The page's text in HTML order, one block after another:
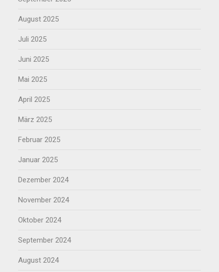
August 2025
Juli 2025
Juni 2025
Mai 2025
April 2025
März 2025
Februar 2025
Januar 2025
Dezember 2024
November 2024
Oktober 2024
September 2024
August 2024